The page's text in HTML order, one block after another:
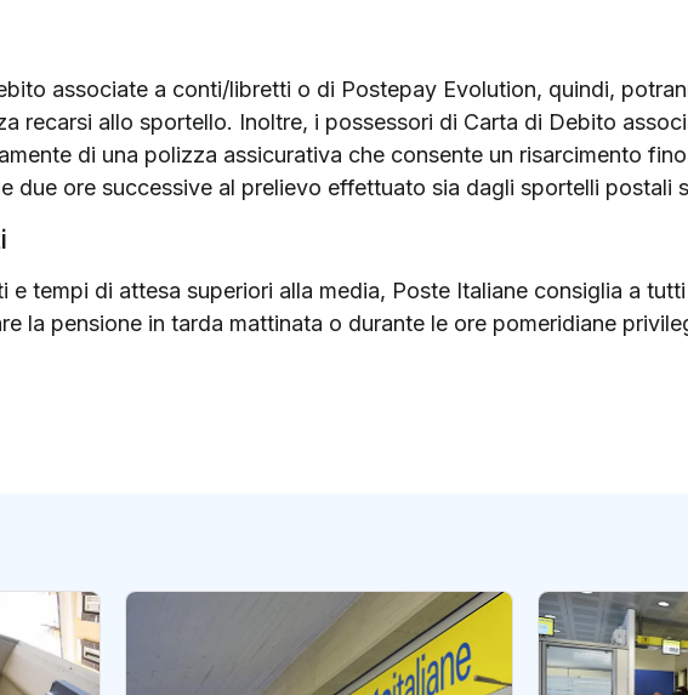
associate a conti/libretti o di Postepay Evolution, quindi,
recarsi allo sportello. Inoltre, i possessori di Carta di Debito
di una polizza assicurativa che consente un risarcimento fino
due ore successive al prelievo effettuato sia dagli sportelli postali
e tempi di attesa superiori alla media, Poste Italiane consiglia a
la pensione in tarda mattinata o durante le ore pomeridiane